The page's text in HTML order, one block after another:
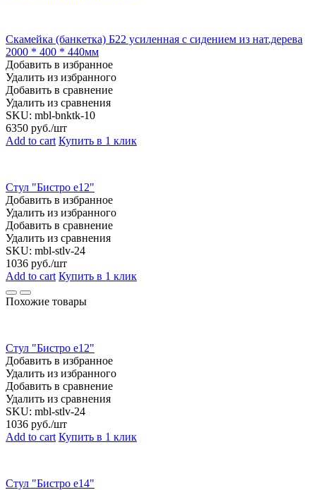
Скамейка (банкетка) Б22 усиленная с сидением из нат.дерева
2000 * 400 * 440мм
Добавить в избранное
Удалить из избранного
Добавить в сравнение
Удалить из сравнения
SKU: mbl-bnktk-10
6350 руб./шт
Add to cart Купить в 1 клик
Стул "Бистро е12"
Добавить в избранное
Удалить из избранного
Добавить в сравнение
Удалить из сравнения
SKU: mbl-stlv-24
1036 руб./шт
Add to cart Купить в 1 клик
Похожие товары
Стул "Бистро е12"
Добавить в избранное
Удалить из избранного
Добавить в сравнение
Удалить из сравнения
SKU: mbl-stlv-24
1036 руб./шт
Add to cart Купить в 1 клик
Стул "Бистро е14"